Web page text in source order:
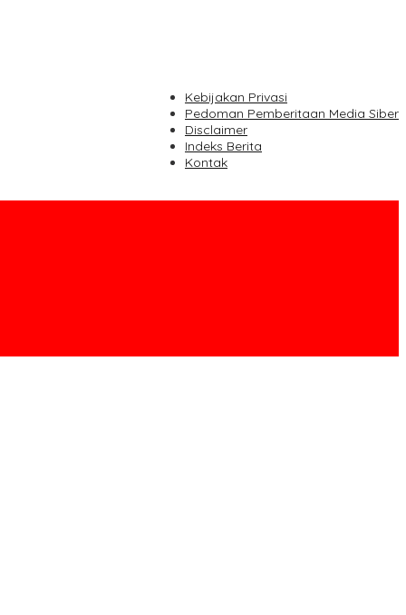
Kebijakan Privasi
Pedoman Pemberitaan Media Siber
Disclaimer
Indeks Berita
Kontak